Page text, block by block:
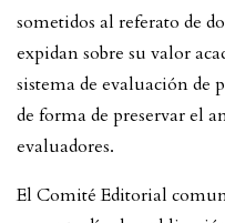
sometidos al referato de
expidan sobre su valor
sistema de evaluación de
de forma de preservar el
evaluadores.
El Comité Editorial